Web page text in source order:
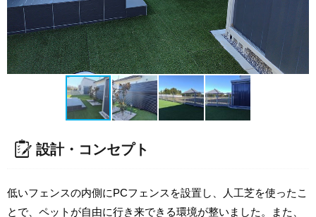
設計・コンセプト
低いフェンスの内側にPCフェンスを設置し、人工芝を使ったこ
とで、ペットが自由に行き来できる環境が整いました。また、